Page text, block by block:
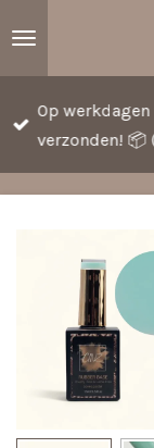
hoofdinhoud
Op
verzonden! 📦